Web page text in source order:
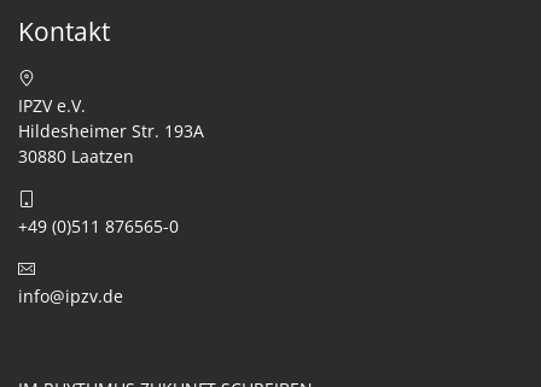
Kontakt
IPZV e.V.
Hildesheimer Str. 193A
30880 Laatzen
+49 (0)511 876565-0
info@ipzv.de